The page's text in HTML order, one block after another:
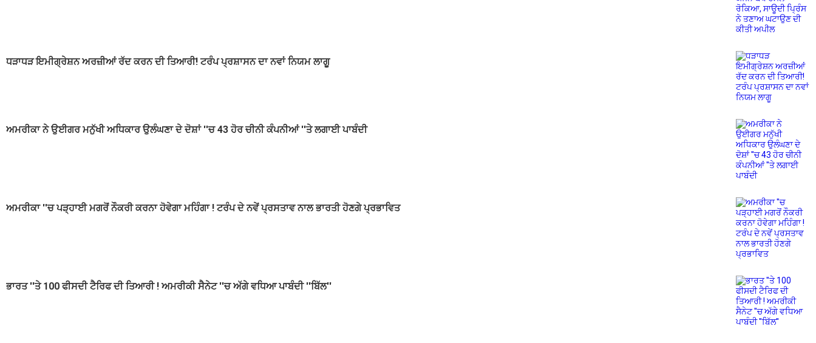
ਧੜਾਧੜ ਇਮੀਗ੍ਰੇਸ਼ਨ ਅਰਜ਼ੀਆਂ ਰੱਦ ਕਰਨ ਦੀ ਤਿਆਰੀ! ਟਰੰਪ ਪ੍ਰਸ਼ਾਸਨ ਦਾ ਨਵਾਂ ਨਿਯਮ ਲਾਗੂ
ਅਮਰੀਕਾ ਨੇ ਉਈਗਰ ਮਨੁੱਖੀ ਅਧਿਕਾਰ ਉਲੰਘਣਾ ਦੇ ਦੋਸ਼ਾਂ ''ਚ 43 ਹੋਰ ਚੀਨੀ ਕੰਪਨੀਆਂ ''ਤੇ ਲਗਾਈ ਪਾਬੰਦੀ
ਅਮਰੀਕਾ ''ਚ ਪੜ੍ਹਾਈ ਮਗਰੋਂ ਨੌਕਰੀ ਕਰਨਾ ਹੋਵੇਗਾ ਮਹਿੰਗਾ ! ਟਰੰਪ ਦੇ ਨਵੇਂ ਪ੍ਰਸਤਾਵ ਨਾਲ ਭਾਰਤੀ ਹੋਣਗੇ ਪ੍ਰਭਾਵਿਤ
ਭਾਰਤ ''ਤੇ 100 ਫੀਸਦੀ ਟੈਰਿਫ ਦੀ ਤਿਆਰੀ ! ਅਮਰੀਕੀ ਸੈਨੇਟ ''ਚ ਅੱਗੇ ਵਧਿਆ ਪਾਬੰਦੀ ''ਬਿੱਲ''